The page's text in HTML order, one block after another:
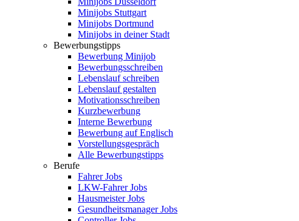
Minijobs Stuttgart
Minijobs Dortmund
Minijobs in deiner Stadt
Bewerbungstipps
Bewerbung Minijob
Bewerbungsschreiben
Lebenslauf schreiben
Lebenslauf gestalten
Motivationsschreiben
Kurzbewerbung
Interne Bewerbung
Bewerbung auf Englisch
Vorstellungsgespräch
Alle Bewerbungstipps
Berufe
Fahrer Jobs
LKW-Fahrer Jobs
Hausmeister Jobs
Gesundheitsmanager Jobs